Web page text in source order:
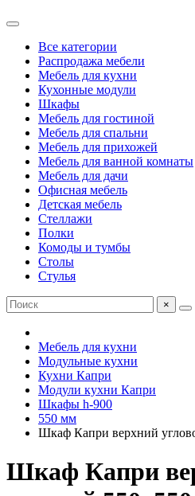
Все категории
Распродажа мебели
Мебель для кухни
Кухонные модули
Шкафы
Мебель для гостиной
Мебель для спальни
Мебель для прихожей
Мебель для ванной комнаты
Мебель для дачи
Офисная мебель
Детская мебель
Стеллажи
Полки
Комоды и тумбы
Столы
Стулья
×
Мебель для кухни
Модульные кухни
Кухни Капри
Модули кухни Капри
Шкафы h-900
550 мм
Шкаф Капри верхний
Шкаф Капри